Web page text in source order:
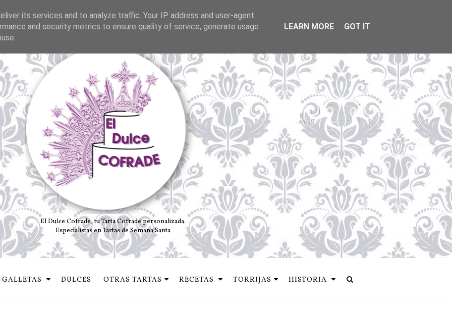
El Dulce Cofrade, tu Tarta Cofrade personalizada.
Especialistas en Tartas de Semana Santa
GALLETAS DULCES OTRAS TARTAS RECETAS TORRIJAS HISTORIA
its services and to analyze traffic. Your IP address and user-agent
and security metrics to ensure quality of service, generate usage
LEARN MORE GOT IT